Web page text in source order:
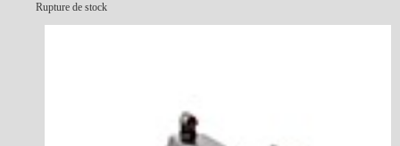
Rupture de stock